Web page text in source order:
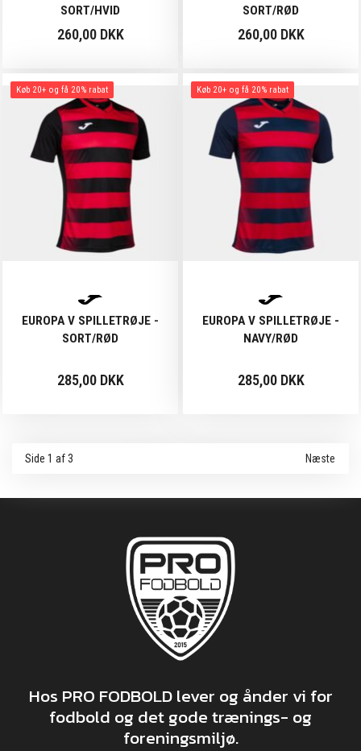
SORT/HVID
260,00 DKK
SORT/RØD
260,00 DKK
Køb 20+ og få 20% rabat
EUROPA V SPILLETRØJE -
SORT/RØD
285,00 DKK
Køb 20+ og få 20% rabat
EUROPA V SPILLETRØJE -
NAVY/RØD
285,00 DKK
Side 1 af 3 Næste
Hos PRO FODBOLD lever og ånder vi for
fodbold og det gode trænings- og
foreningsmiljø.